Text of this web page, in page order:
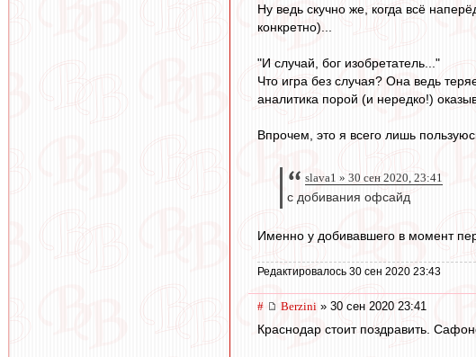
Ну ведь скучно же, когда всё
конкретно)...
"И случай, бог изобретатель..."
Что игра без случая? Она ведь
аналитика порой (и нередко!)
Впрочем, это я всего лишь
slava1 » 30 сен 2020, 23:41
с добивания офсайд
Именно у добивавшего в момент
Редактировалось 30 сен 2020 23:43
# Berzini » 30 сен 2020 23:41
Краснодар стоит поздравить.